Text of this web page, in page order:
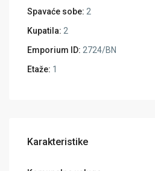
Spavaće sobe: 2
Kupatila: 2
Emporium ID: 2724/BN
Etaže: 1
Karakteristike